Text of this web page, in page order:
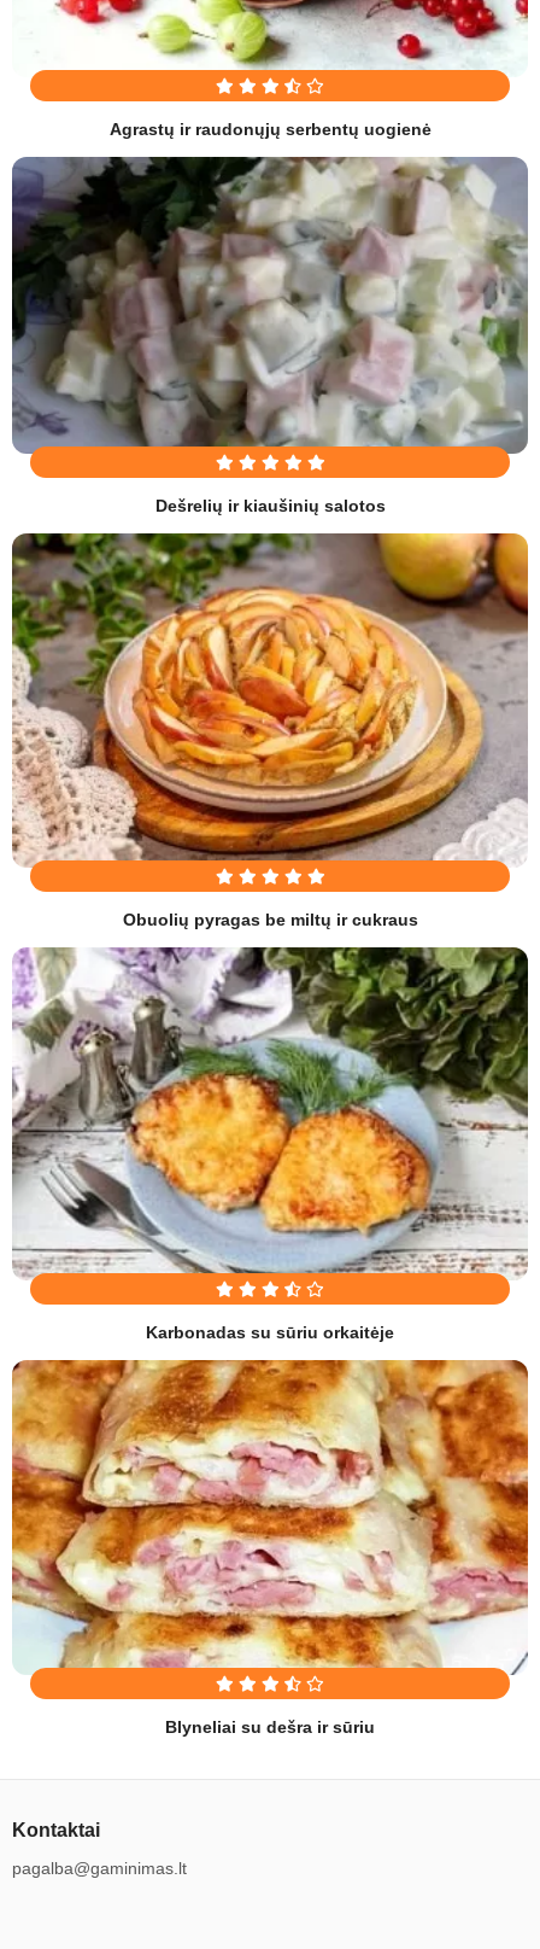
Agrastų ir raudonųjų serbentų uogienė
Dešrelių ir kiaušinių salotos
Obuolių pyragas be miltų ir cukraus
Karbonadas su sūriu orkaitėje
Blyneliai su dešra ir sūriu
Kontaktai
pagalba@gaminimas.lt